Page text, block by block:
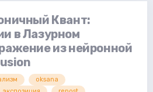
Квант:
в Лазурном
из нейронной
oksana